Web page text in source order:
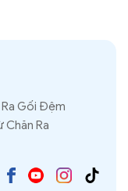
Gối Đệm
Chăn Ra